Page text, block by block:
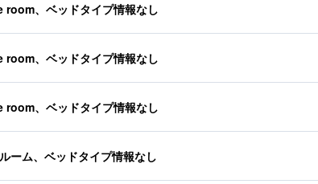
room、ベッドタイプ情報なし
room、ベッドタイプ情報なし
room、ベッドタイプ情報なし
ーム、ベッドタイプ情報なし